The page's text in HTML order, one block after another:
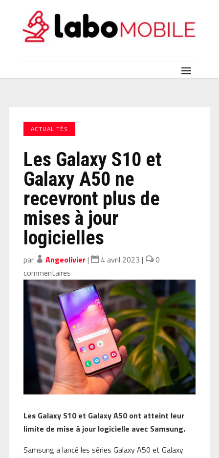
ACTUALITÉS
Les Galaxy S10 et
Galaxy A50 ne
recevront plus de
mises à jour
logicielles
par Angeolivier| 4 avril 2023 |
0
commentaires
Les Galaxy S10 et Galaxy A50 ont atteint leur
limite de mise à jour logicielle avec Samsung.
Samsung a lancé les séries Galaxy A50 et Galaxy